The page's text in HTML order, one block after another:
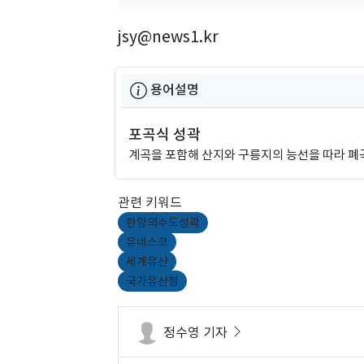
jsy@news1.kr
용어설명
포곡식 성곽
계곡을 포함해 산지와 구릉지의 능선을 따라
관련 키워드
한양의수도성곽
유네스코
세계유산
국가유산청
정수영 기자